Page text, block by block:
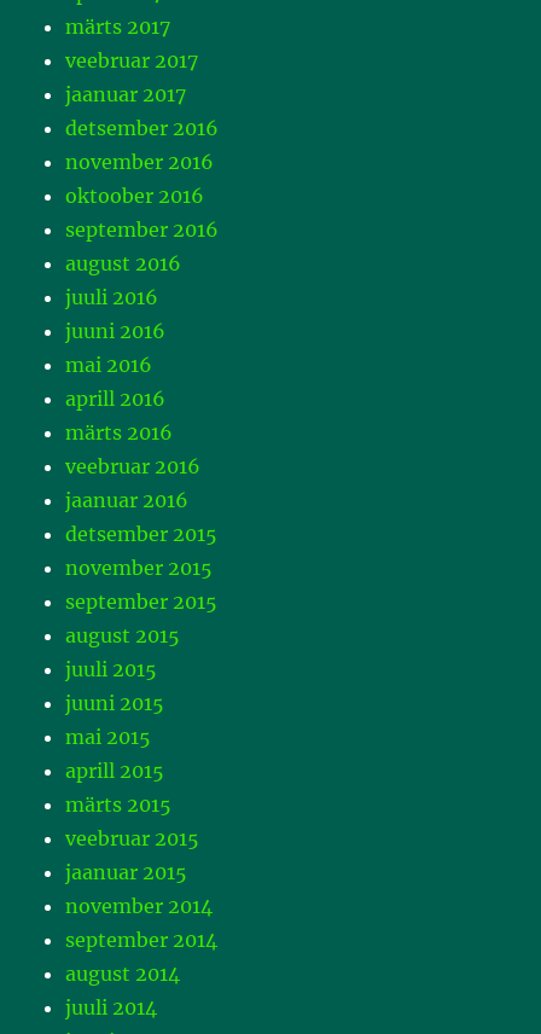
märts 2017
veebruar 2017
jaanuar 2017
detsember 2016
november 2016
oktoober 2016
september 2016
august 2016
juuli 2016
juuni 2016
mai 2016
aprill 2016
märts 2016
veebruar 2016
jaanuar 2016
detsember 2015
november 2015
september 2015
august 2015
juuli 2015
juuni 2015
mai 2015
aprill 2015
märts 2015
veebruar 2015
jaanuar 2015
november 2014
september 2014
august 2014
juuli 2014